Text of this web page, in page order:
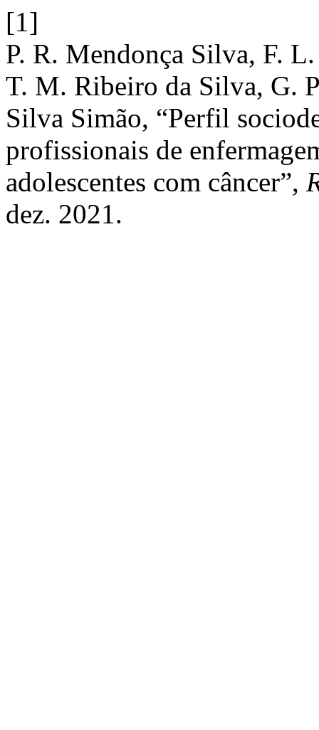
[1]
P. R. Mendonça Silva, F.
T. M. Ribeiro da Silva, G.
Silva Simão, “Perfil
profissionais de
adolescentes com câncer”,
dez. 2021.